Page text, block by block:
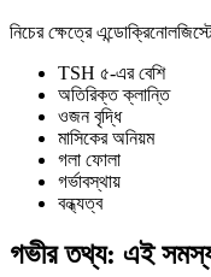
নিচের ক্ষেত্রে
TSH ৫-এর বেশি
অতিরিক্ত ক্লান্তি
ওজন বৃদ্ধি
মাসিকের অনিয়ম
গলা ফোলা
গর্ভাবস্থায়
বন্ধ্যত্ব
গভীর তথ্য: এই